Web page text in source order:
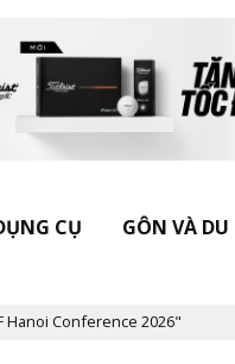
CỤ GÔN VÀ DU
2026" Kỷ